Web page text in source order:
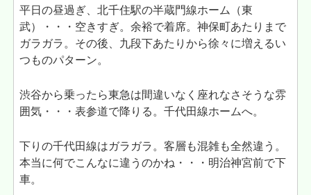
平日の昼過ぎ、北千住駅の半蔵門線ホーム（東
武）・・・空きすぎ。余裕で着席。神保町あたりまで
ガラガラ。その後、九段下あたりから徐々に増えるい
つものパターン。
渋谷から乗ったら東急は間違いなく座れなさそうな雰
囲気・・・表参道で降りる。千代田線ホームへ。
下りの千代田線はガラガラ。客層も混雑も全然違う。
本当に何でこんなに違うのかね・・・明治神宮前で下
車。